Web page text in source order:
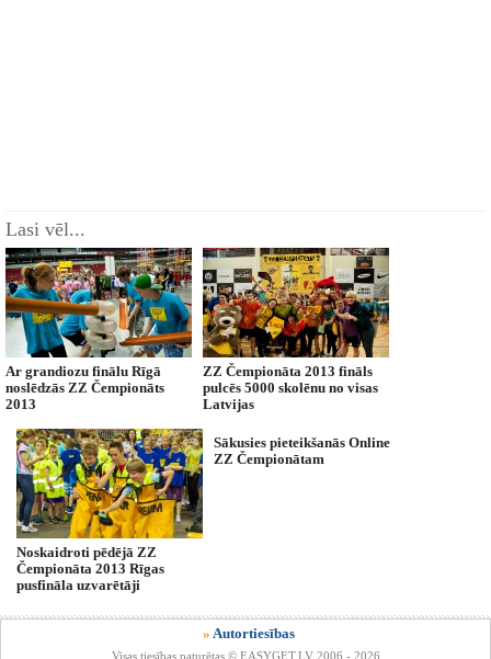
Lasi vēl...
Ar grandiozu finālu Rīgā
noslēdzās ZZ Čempionāts
2013
ZZ Čempionāta 2013 fināls
pulcēs 5000 skolēnu no visas
Latvijas
Noskaidroti pēdējā ZZ
Čempionāta 2013 Rīgas
pusfināla uzvarētāji
Sākusies pieteikšanās Online
ZZ Čempionātam
» Autortiesības
Visas tiesības paturētas © EASYGET.LV 2006 - 2026